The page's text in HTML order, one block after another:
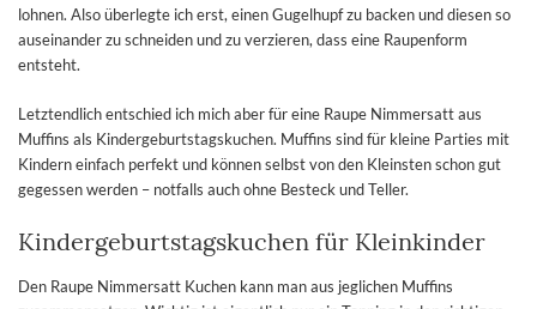
lohnen. Also überlegte ich erst, einen Gugelhupf zu backen und diesen so
auseinander zu schneiden und zu verzieren, dass eine Raupenform
entsteht.
Letztendlich entschied ich mich aber für eine Raupe Nimmersatt aus
Muffins als Kindergeburtstagskuchen. Muffins sind für kleine Parties mit
Kindern einfach perfekt und können selbst von den Kleinsten schon gut
gegessen werden – notfalls auch ohne Besteck und Teller.
Kindergeburtstagskuchen für Kleinkinder
Den Raupe Nimmersatt Kuchen kann man aus jeglichen Muffins